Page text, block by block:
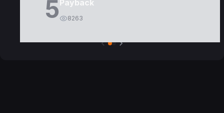
5Payback
8263